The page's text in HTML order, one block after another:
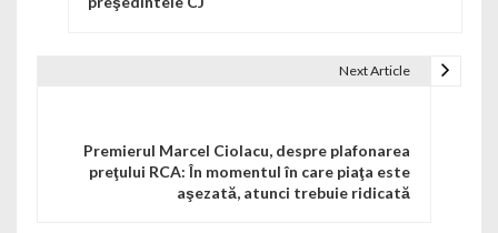
Next Article
Premierul Marcel Ciolacu, despre plafonarea
preţului RCA: În momentul în care piaţa este
aşezată, atunci trebuie ridicată